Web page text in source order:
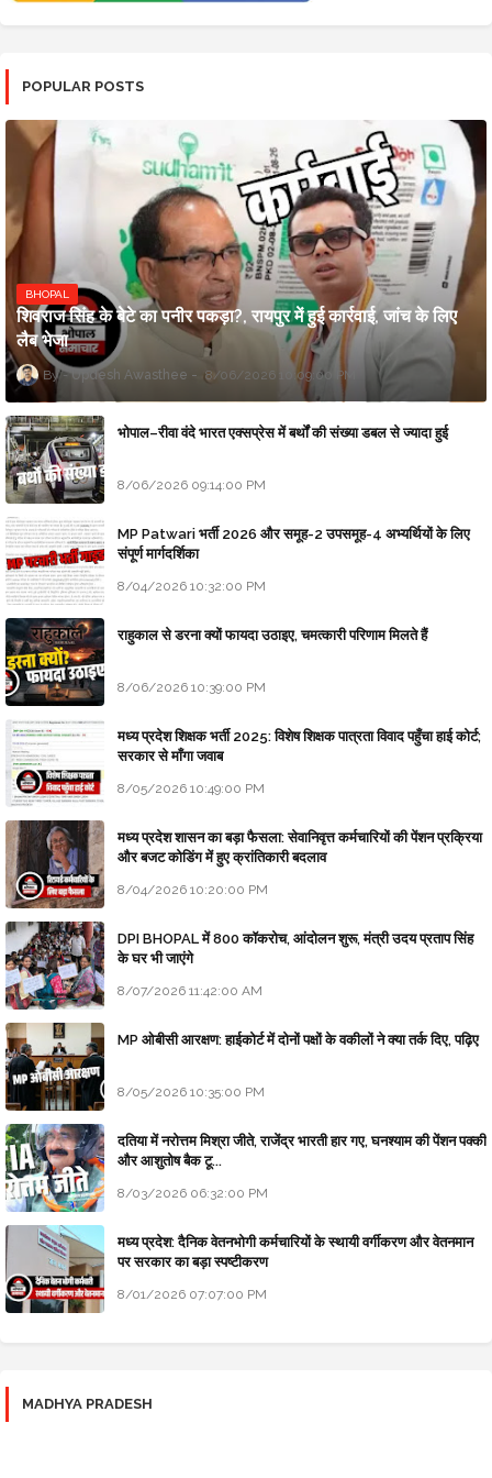
POPULAR POSTS
BHOPAL
शिवराज सिंह के बेटे का पनीर पकड़ा?, रायपुर में हुई कार्रवाई, जांच के लिए
लैब भेजा
Updesh Awasthee 8/06/2026 10:09:00 PM
भोपाल–रीवा वंदे भारत एक्सप्रेस में बर्थों की संख्या डबल से ज्यादा हुई
8/06/2026 09:14:00 PM
MP Patwari भर्ती 2026 और समूह-2 उपसमूह-4 अभ्यर्थियों के लिए
संपूर्ण मार्गदर्शिका
8/04/2026 10:32:00 PM
राहुकाल से डरना क्यों फायदा उठाइए, चमत्कारी परिणाम मिलते हैं
8/06/2026 10:39:00 PM
मध्य प्रदेश शिक्षक भर्ती 2025: विशेष शिक्षक पात्रता विवाद पहुँचा हाई कोर्ट;
सरकार से माँगा जवाब
8/05/2026 10:49:00 PM
मध्य प्रदेश शासन का बड़ा फैसला: सेवानिवृत्त कर्मचारियों की पेंशन प्रक्रिया
और बजट कोडिंग में हुए क्रांतिकारी बदलाव
8/04/2026 10:20:00 PM
DPI BHOPAL में 800 कॉकरोच, आंदोलन शुरू, मंत्री उदय प्रताप सिंह
के घर भी जाएंगे
8/07/2026 11:42:00 AM
MP ओबीसी आरक्षण: हाईकोर्ट में दोनों पक्षों के वकीलों ने क्या तर्क दिए, पढ़िए
8/05/2026 10:35:00 PM
दतिया में नरोत्तम मिश्रा जीते, राजेंद्र भारती हार गए, घनश्याम की पेंशन पक्की
और आशुतोष बैक टू...
8/03/2026 06:32:00 PM
मध्य प्रदेश: दैनिक वेतनभोगी कर्मचारियों के स्थायी वर्गीकरण और वेतनमान
पर सरकार का बड़ा स्पष्टीकरण
8/01/2026 07:07:00 PM
MADHYA PRADESH